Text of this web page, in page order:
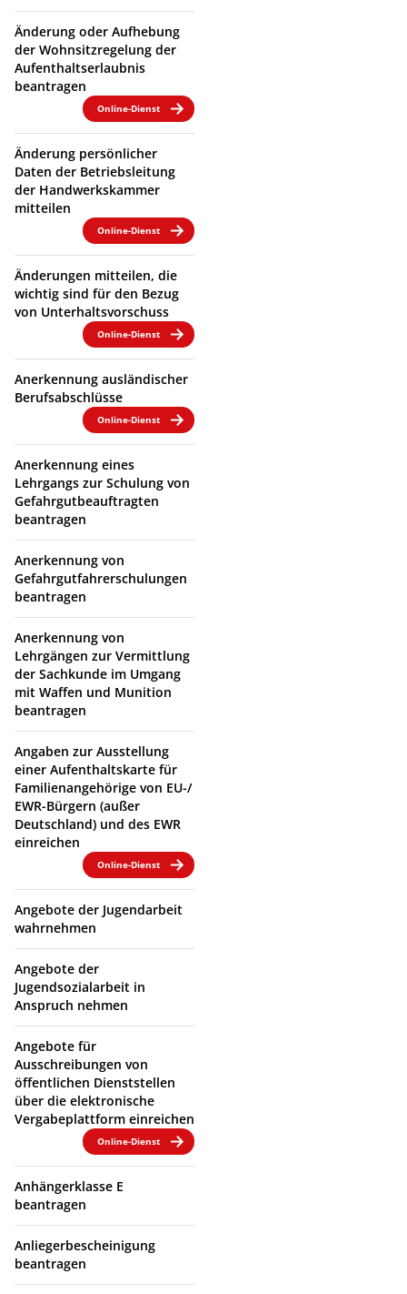
Änderung oder Aufhebung
der Wohnsitzregelung der
Aufenthaltserlaubnis
beantragen
Online-Dienst
Änderung persönlicher
Daten der Betriebsleitung
der Handwerkskammer
mitteilen
Online-Dienst
Änderungen mitteilen, die
wichtig sind für den Bezug
von Unterhaltsvorschuss
Online-Dienst
Anerkennung ausländischer
Berufsabschlüsse
Online-Dienst
Anerkennung eines
Lehrgangs zur Schulung von
Gefahrgutbeauftragten
beantragen
Anerkennung von
Gefahrgutfahrerschulungen
beantragen
Anerkennung von
Lehrgängen zur Vermittlung
der Sachkunde im Umgang
mit Waffen und Munition
beantragen
Angaben zur Ausstellung
einer Aufenthaltskarte für
Familienangehörige von EU-/
EWR-Bürgern (außer
Deutschland) und des EWR
einreichen
Online-Dienst
Angebote der Jugendarbeit
wahrnehmen
Angebote der
Jugendsozialarbeit in
Anspruch nehmen
Angebote für
Ausschreibungen von
öffentlichen Dienststellen
über die elektronische
Vergabeplattform einreichen
Online-Dienst
Anhängerklasse E
beantragen
Anliegerbescheinigung
beantragen